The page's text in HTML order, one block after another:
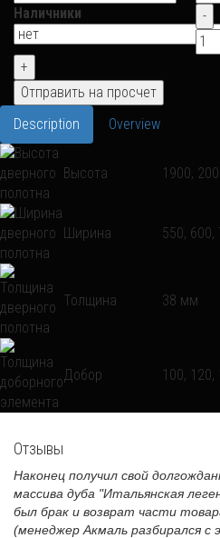
Наличники
Description Overview
Высота 1900,
Ширина 550,
Толщина 38 мм
Добор 100,
Отзывы
Наконец получил свой
массива дуба "Итальянская
был брак и возврат части
(менеджер Акмаль разбирался с